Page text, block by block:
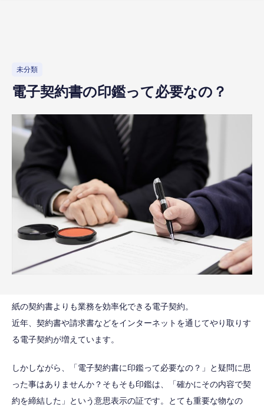
未分類
電子契約書の印鑑って必要なの？
紙の契約書よりも業務を効率化できる電子契約。
近年、契約書や請求書などをインターネットを通じてやり取りす
る電子契約が増えています。
しかしながら、「電子契約書に印鑑って必要なの？」と疑問に思
った事はありませんか？そもそも印鑑は、「確かにその内容で契
約を締結した」という意思表示の証です。とても重要な物なの